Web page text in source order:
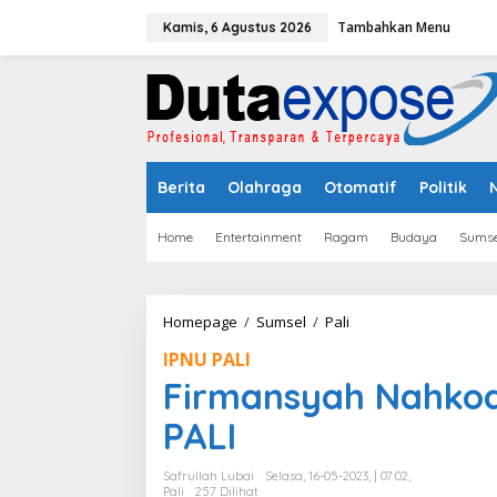
Kamis, 6 Agustus 2026 Tambahkan Menu
Berita Olahraga Otomatif Politik
Home Entertainment Ragam Budaya
Homepage / Sumsel / Pali
m
a
a
IPNU PALI
Firmansyah
PALI
Safrullah Lubai
Selasa, 16-05-2023, | 07:02,
Pali
257 Dilihat